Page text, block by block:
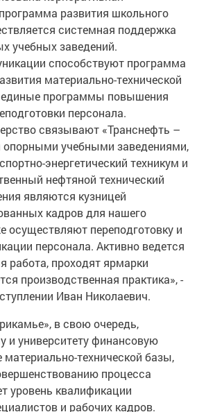
развития школьного
системная поддержка
учебных заведений.
способствуют программа
материально-технической
единые программы повышения
персонала.
связывают «Транснефть –
учебными заведениями,
энергетический техникум и
нефтяной технический
являются кузницей
кадров для нашего
осуществляют переподготовку и
персонала. Активно ведется
работа, проходят ярмарки
производственная практика», -
Иван Николаевич.
в свою очередь,
и университету финансовую
технической базы,
процесса
уровень квалификации
и рабочих кадров.